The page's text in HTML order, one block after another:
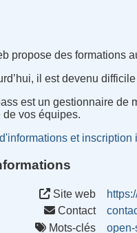
propose des formations
il est devenu
est un gestionnaire de
de vos équipes.
et inscription
Site web
Contact
Mots-clés